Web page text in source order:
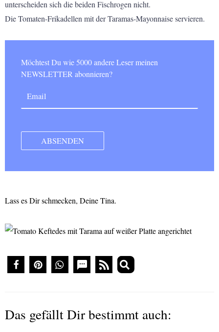
unterscheiden sich die beiden Fischrogen nicht.
Die Tomaten-Frikadellen mit der Taramas-Mayonnaise servieren.
Möchtest Du wie 5000 andere Leser meinen
NEWSLETTER abonnieren?
Lass es Dir schmecken, Deine Tina.
Das gefällt Dir bestimmt auch: